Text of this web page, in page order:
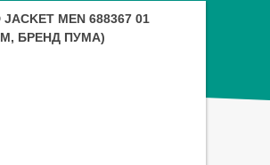
MEN 688367 01
БРЕНД ПУМА)